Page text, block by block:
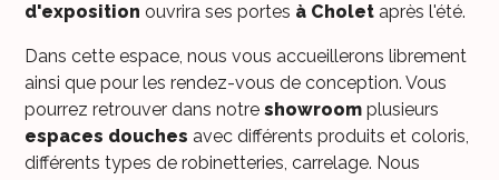
d'exposition ouvrira ses portes à Cholet après l'été.
Dans cette espace, nous vous accueillerons librement
ainsi que pour les rendez-vous de conception. Vous
pourrez retrouver dans notre showroom plusieurs
espaces douches avec différents produits et coloris,
différents types de robinetteries, carrelage. Nous